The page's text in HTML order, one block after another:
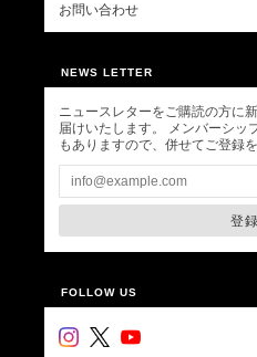
お問い合わせ
NEWS LETTER
ニュースレターをご購読の方に
届けいたします。 メンバーシッ
もありますので、併せてご登録を
登録
FOLLOW US